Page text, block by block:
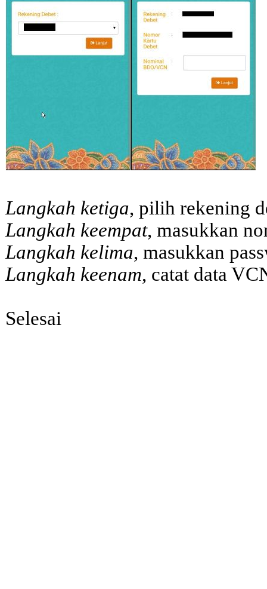
Langkah ketiga, pilih rekening
Langkah keempat, masukkan
Langkah kelima, masukkan
Langkah keenam, catat data
Selesai